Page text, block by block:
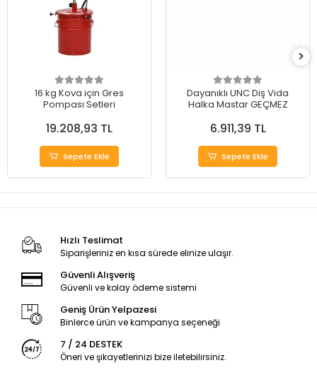
16 kg Kova için Gres
Pompası Setleri
19.208,93 TL
Sepete Ekle
Dayanıklı UNC Diş Vida
Halka Mastar GEÇMEZ
6.911,39 TL
Sepete Ekle
Hızlı Teslimat
Siparişleriniz en kısa sürede elinize ulaşır.
Güvenli Alışveriş
Güvenli ve kolay ödeme sistemi
Geniş Ürün Yelpazesi
Binlerce ürün ve kampanya seçeneği
7 / 24 DESTEK
Öneri ve şikayetlerinizi bize iletebilirsiniz.